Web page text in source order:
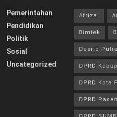
Pemerintahan
Pendidikan
Politik
Sosial
Uncategorized
Afrizal
Bimtek
Desrio Putra
DPRD
DPRD Kota
DPRD